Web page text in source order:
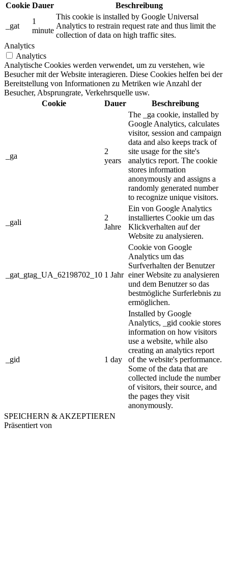
Cookie Dauer Beschreibung
_gat
1
minute
This cookie is installed by Google Universal
Analytics to restrain request rate and thus limit the
collection of data on high traffic sites.
Analytics
Analytics
Analytische Cookies werden verwendet, um zu verstehen, wie
Besucher mit der Website interagieren. Diese Cookies helfen bei der
Bereitstellung von Informationen zu Metriken wie Anzahl der
Besucher, Absprungrate, Verkehrsquelle usw.
Cookie
Dauer Beschreibung
_ga
2
years
The _ga cookie, installed by
Google Analytics, calculates
visitor, session and campaign
data and also keeps track of
site usage for the site's
analytics report. The cookie
stores information
anonymously and assigns a
randomly generated number
to recognize unique visitors.
_gali
2
Jahre
Ein von Google Analytics
installiertes Cookie um das
Klickverhalten auf der
Website zu analysieren.
_gat_gtag_UA_62198702_10 1 Jahr
Cookie von Google
Analytics um das
Surfverhalten der Benutzer
einer Website zu analysieren
und dem Benutzer so das
bestmögliche Surferlebnis zu
ermöglichen.
_gid 1 day
Installed by Google
Analytics, _gid cookie stores
information on how visitors
use a website, while also
creating an analytics report
of the website's performance.
Some of the data that are
collected include the number
of visitors, their source, and
the pages they visit
anonymously.
SPEICHERN & AKZEPTIEREN
Präsentiert von